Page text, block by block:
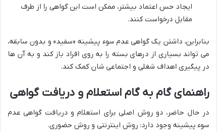
ایجاد حس اعتماد بیشتر، ممکن است این گواهی را از طرف
مقابل درخواست کنند.
بنابراین، داشتن یک گواهی عدم سوء پیشینه «سفید» و بدون سابقه،
می تواند بسیاری از درهای بسته را به روی افراد باز کند و به آن ها
در پیگیری اهداف شغلی و اجتماعی شان کمک کند.
راهنمای گام به گام استعلام و دریافت گواهی
در حال حاضر، دو روش اصلی برای استعلام و دریافت گواهی عدم
سوء پیشینه وجود دارد: روش اینترنتی و روش حضوری.